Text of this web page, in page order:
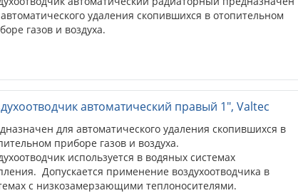
удаления скопившихся в отопительном
газов и воздуха.
автоматический правый 1", Valtec
для автоматического удаления скопившихся в
приборе газов и воздуха.
используется в водяных системах
Допускается применение воздухоотводчика в
с низкозамерзающими теплоносителями.